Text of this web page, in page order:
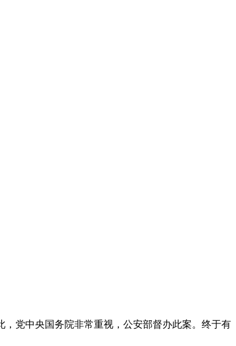
党中央国务院非常重视，公安部督办此案。终于有